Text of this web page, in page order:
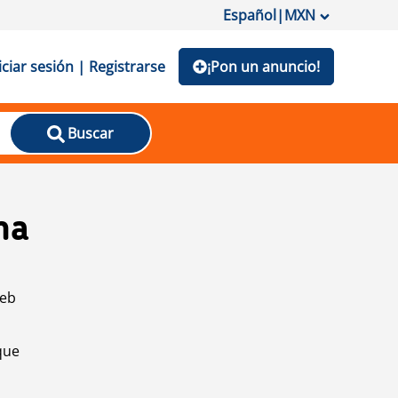
Español|MXN
sesión | Registrarse ¡Pon un anuncio!
Buscar